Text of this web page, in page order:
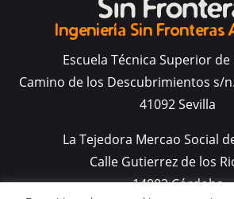
Ingeniería Sin Fronteras
Escuela Técnica Superior
Camino de los Descubrimientos s/
41092 Sevilla
La Tejedora Mercao Social
Calle Gutierrez de los
14002 Córdoba